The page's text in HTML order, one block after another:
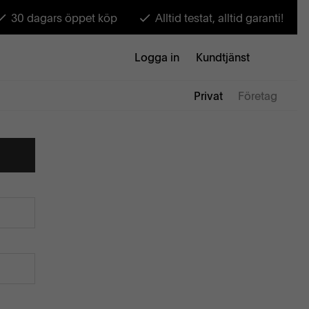
30 dagars öppet köp Alltid testat, alltid garanti!
Logga in Kundtjänst
Privat Företag